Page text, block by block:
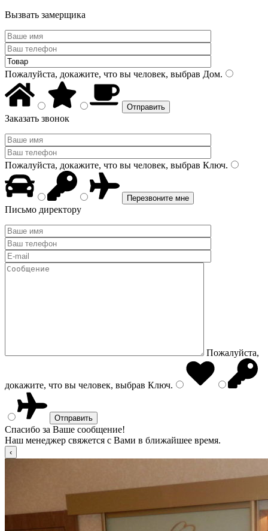
Вызвать замерщика
Пожалуйста, докажите, что вы человек, выбрав Дом.
Заказать звонок
Пожалуйста, докажите, что вы человек, выбрав Ключ.
Письмо директору
Пожалуйста,
докажите, что вы человек, выбрав Ключ.
Спасибо за Ваше сообщение!
Наш менеджер свяжется с Вами в ближайшее время.